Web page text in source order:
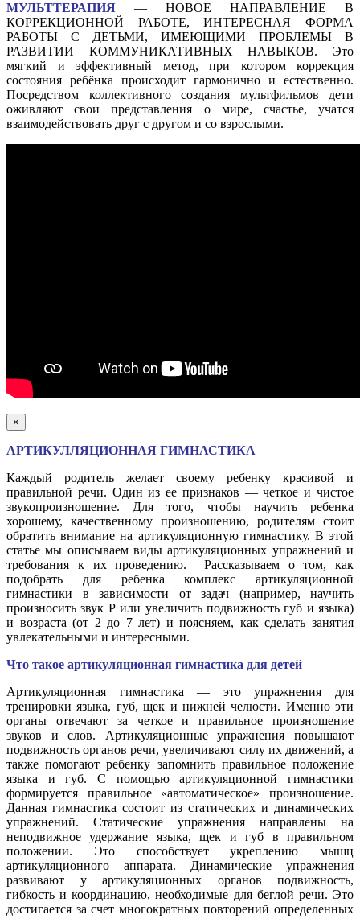
МУЛЬТТЕРАПИЯ — НОВОЕ НАПРАВЛЕНИЕ В
КОРРЕКЦИОННОЙ РАБОТЕ, ИНТЕРЕСНАЯ ФОРМА
РАБОТЫ С ДЕТЬМИ, ИМЕЮЩИМИ ПРОБЛЕМЫ В
РАЗВИТИИ КОММУНИКАТИВНЫХ НАВЫКОВ. Это
мягкий и эффективный метод, при котором коррекция
состояния ребёнка происходит гармонично и естественно.
Посредством коллективного создания мультфильмов дети
оживляют свои представления о мире, счастье, учатся
взаимодействовать друг с другом и со взрослыми.
×
АРТИКУЛЛЯЦИОННАЯ ГИМНАСТИКА
Каждый родитель желает своему ребенку красивой и
правильной речи. Один из ее признаков — четкое и чистое
звукопроизношение. Для того, чтобы научить ребенка
хорошему, качественному произношению, родителям стоит
обратить внимание на артикуляционную гимнастику. В этой
статье мы описываем виды артикуляционных упражнений и
требования к их проведению. Рассказываем о том, как
подобрать для ребенка комплекс артикуляционной
гимнастики в зависимости от задач (например, научить
произносить звук Р или увеличить подвижность губ и языка)
и возраста (от 2 до 7 лет) и поясняем, как сделать занятия
увлекательными и интересными.
Что такое артикуляционная гимнастика для детей
Артикуляционная гимнастика — это упражнения для
тренировки языка, губ, щек и нижней челюсти. Именно эти
органы отвечают за четкое и правильное произношение
звуков и слов. Артикуляционные упражнения повышают
подвижность органов речи, увеличивают силу их движений, а
также помогают ребенку запомнить правильное положение
языка и губ. С помощью артикуляционной гимнастики
формируется правильное «автоматическое» произношение.
Данная гимнастика состоит из статических и динамических
упражнений. Статические упражнения направлены на
неподвижное удержание языка, щек и губ в правильном
положении. Это способствует укреплению мышц
артикуляционного аппарата. Динамические упражнения
развивают у артикуляционных органов подвижность,
гибкость и координацию, необходимые для беглой речи. Это
достигается за счет многократных повторений определенных